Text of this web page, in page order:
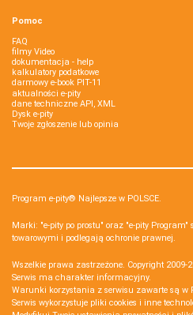
Pomoc
FAQ
filmy Video
dokumentacja - help
kalkulatory podatkowe
darmowy e-book PIT-11
aktualności e-pity
dane techniczne API, XML
Dysk e-pity
Twoje zgłoszenie lub opinia
Program e-pity® Najlepsze w POLSCE.
Marki: "e-pity po prostu" oraz "e-pity
towarowymi i podlegają ochronie prawnej.
Wszelkie prawa zastrzeżone. Copyright 2009-
Serwis ma charakter informacyjny.
Warunki korzystania z serwisu zawarte są w
Serwis wykorzystuje pliki cookies i inne